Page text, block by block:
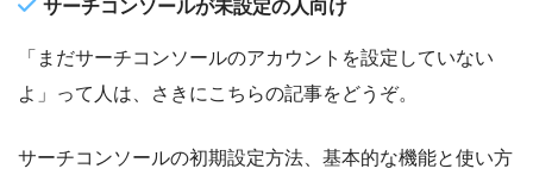
サーチコンソールが未設定の人向け
「まだサーチコンソールのアカウントを設定していない
よ」って人は、さきにこちらの記事をどうぞ。
サーチコンソールの初期設定方法、基本的な機能と使い方